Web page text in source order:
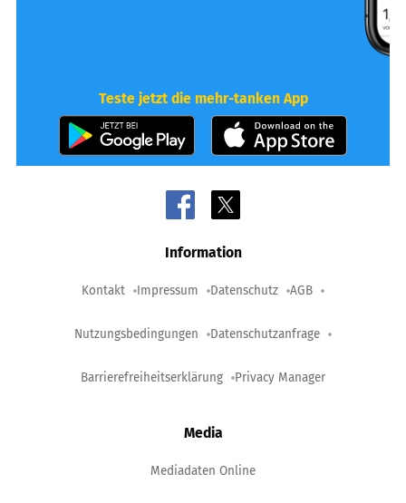
Teste jetzt die mehr-tanken App
Information
Kontakt Impressum Datenschutz AGB
Nutzungsbedingungen Datenschutzanfrage
Barrierefreiheitserklärung Privacy Manager
Media
Mediadaten Online